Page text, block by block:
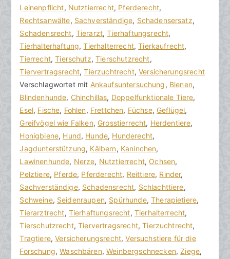
r
a
k
R
e
c
h
t
s
a
n
w
ä
l
t
e
a
g
v
e
r
ö
f
f
e
n
t
l
i
c
h
t
a
m
2
9
Leinenpflicht, Nutztierrecht, Pferderecht,
Rechtsanwälte, Sachverständige, Schadensersatz,
Schadensrecht, Tierarzt,Tierhaftungsrecht,
Tierhalterhaftung,Tierhalterrecht,Tierkaufrecht,
Tierrecht,Tierschutz,Tierschutzrecht,
Tiervertragsrecht,Tierzuchtrecht,Versicherungsrecht
Verschlagwortet mit Ankaufsuntersuchung, Bienen,
Blindenhunde, Chinchillas, Doppelfunktionale Tiere,
Esel, Fische, Fohlen, Frettchen, Füchse, Geflügel,
Greifvögel wie Falken, Grosstierrecht, Herdentiere,
Honigbiene, Hund, Hunde, Hunderecht,
Jagdunterstützung, Kälbern, Kaninchen,
Lawinenhunde, Nerze, Nutztierrecht, Ochsen,
Pelztiere, Pferde, Pferderecht, Reittiere, Rinder,
Sachverständige, Schadensrecht, Schlachttiere,
Schweine, Seidenraupen, Spürhunde,Therapietiere,
Tierarztrecht, Tierhaftungsrecht, Tierhalterrecht,
Tierschutzrecht,Tiervertragsrecht,Tierzuchtrecht,
Tragtiere,Versicherungsrecht,Versuchstiere für die
Forschung,Waschbären,Weinbergschnecken,Ziege,
K
o
m
m
e
n
t
a
r
e
zu
Nutztierrecht
verstehen